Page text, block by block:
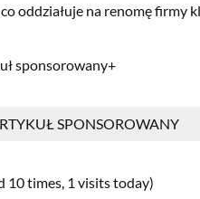
oddziałuje na renomę firmy
sponsorowany+
SPONSOROWANY
10 times, 1 visits today)